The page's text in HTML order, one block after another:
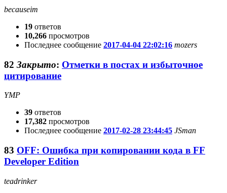
becauseim
19 ответов
10,266 просмотров
Последнее сообщение 2017-04-04 22:02:16 mozers
82 Закрыто: Отметки в постах и избыточное
цитирование
YMP
39 ответов
17,382 просмотров
Последнее сообщение 2017-02-28 23:44:45 JSmаn
83 OFF: Ошибка при копировании кода в FF
Developer Edition
teadrinker